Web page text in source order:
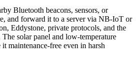
Bluetooth beacons, sensors, or
and forward it to a server via NB-IoT or
Eddystone, private protocols, and the
The solar panel and low-temperature
maintenance-free even in harsh